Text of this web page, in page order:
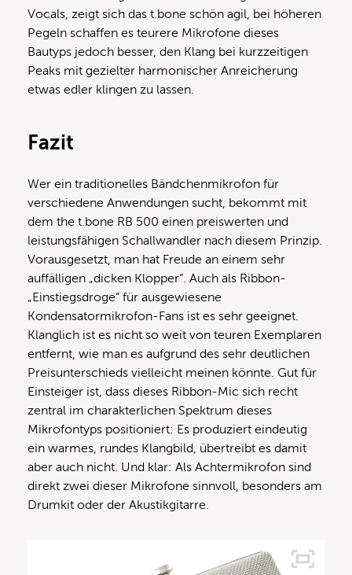
Vocals, zeigt sich das t.bone schön agil, bei höheren
Pegeln schaffen es teurere Mikrofone dieses
Bautyps jedoch besser, den Klang bei kurzzeitigen
Peaks mit gezielter harmonischer Anreicherung
etwas edler klingen zu lassen.
Fazit
Wer ein traditionelles Bändchenmikrofon für
verschiedene Anwendungen sucht, bekommt mit
dem the t.bone RB 500 einen preiswerten und
leistungsfähigen Schallwandler nach diesem Prinzip.
Vorausgesetzt, man hat Freude an einem sehr
auffälligen „dicken Klopper“. Auch als Ribbon-
„Einstiegsdroge“ für ausgewiesene
Kondensatormikrofon-Fans ist es sehr geeignet.
Klanglich ist es nicht so weit von teuren Exemplaren
entfernt, wie man es aufgrund des sehr deutlichen
Preisunterschieds vielleicht meinen könnte. Gut für
Einsteiger ist, dass dieses Ribbon-Mic sich recht
zentral im charakterlichen Spektrum dieses
Mikrofontyps positioniert: Es produziert eindeutig
ein warmes, rundes Klangbild, übertreibt es damit
aber auch nicht. Und klar: Als Achtermikrofon sind
direkt zwei dieser Mikrofone sinnvoll, besonders am
Drumkit oder der Akustikgitarre.